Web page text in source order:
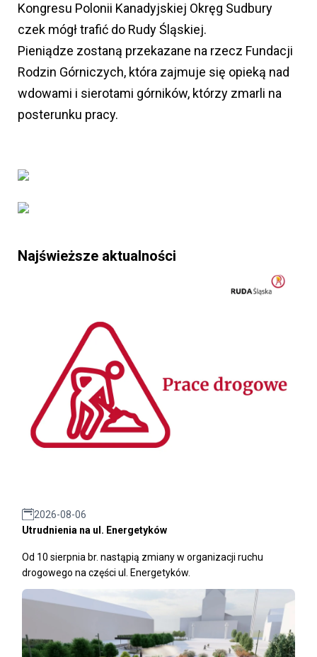
Kongresu Polonii Kanadyjskiej Okręg Sudbury
czek mógł trafić do Rudy Śląskiej.
Pieniądze zostaną przekazane na rzecz Fundacji
Rodzin Górniczych, która zajmuje się opieką nad
wdowami i sierotami górników, którzy zmarli na
posterunku pracy.
Najświeższe aktualności
2026-08-06
Utrudnienia na ul. Energetyków
Od 10 sierpnia br. nastąpią zmiany w organizacji ruchu
drogowego na części ul. Energetyków.